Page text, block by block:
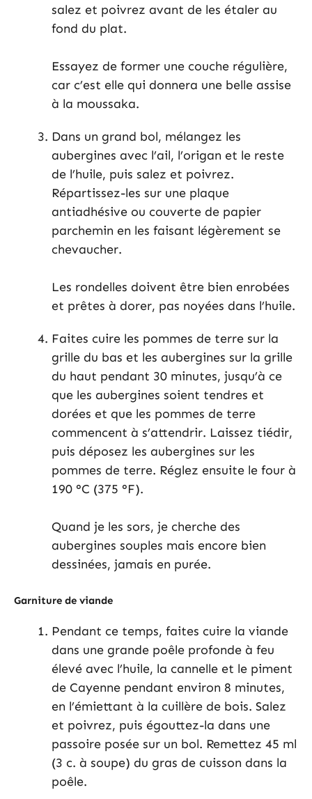
salez et poivrez avant de les étaler au
fond du plat.
Essayez de former une couche régulière,
car c’est elle qui donnera une belle assise
à la moussaka.
Dans un grand bol, mélangez les
aubergines avec l’ail, l’origan et le reste
de l’huile, puis salez et poivrez.
Répartissez-les sur une plaque
antiadhésive ou couverte de papier
parchemin en les faisant légèrement se
chevaucher.
Les rondelles doivent être bien enrobées
et prêtes à dorer, pas noyées dans l’huile.
Faites cuire les pommes de terre sur la
grille du bas et les aubergines sur la grille
du haut pendant 30 minutes, jusqu’à ce
que les aubergines soient tendres et
dorées et que les pommes de terre
commencent à s’attendrir. Laissez tiédir,
puis déposez les aubergines sur les
pommes de terre. Réglez ensuite le four à
190 °C (375 °F).
Quand je les sors, je cherche des
aubergines souples mais encore bien
dessinées, jamais en purée.
Garniture de viande
Pendant ce temps, faites cuire la viande
dans une grande poêle profonde à feu
élevé avec l’huile, la cannelle et le piment
de Cayenne pendant environ 8 minutes,
en l’émiettant à la cuillère de bois. Salez
et poivrez, puis égouttez-la dans une
passoire posée sur un bol. Remettez 45 ml
(3 c. à soupe) du gras de cuisson dans la
poêle.